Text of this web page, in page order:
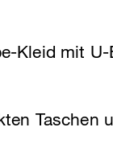
Kleid mit
Taschen